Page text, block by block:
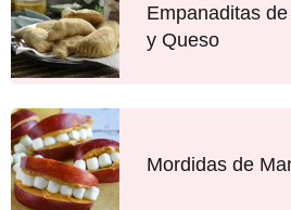
Empanaditas
y Queso
Mordidas de